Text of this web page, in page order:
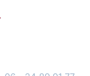
Stucadoorsbedrijf